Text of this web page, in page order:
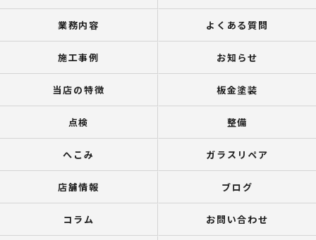
業務内容 よくある質問
施工事例 お知らせ
当店の特徴 板金塗装
点検 整備
へこみ ガラスリペア
店舗情報 ブログ
コラム お問い合わせ